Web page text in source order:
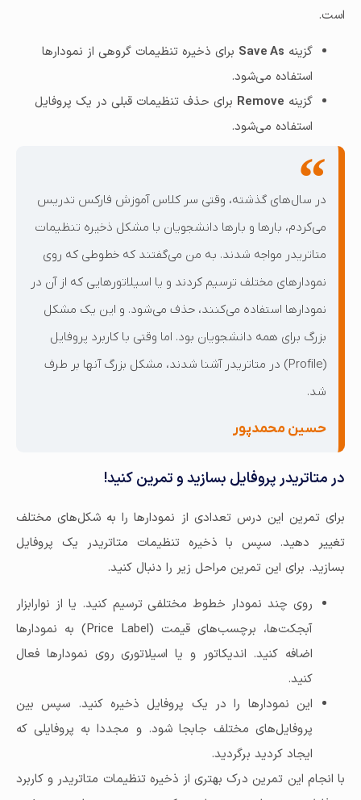
است.
گزینه Save As برای ذخیره تنظیمات گروهی از نمودارها
استفاده می‌شود.
گزینه Remove برای حذف تنظیمات قبلی در یک پروفایل
استفاده می‌شود.
در سال‌های گذشته، وقتی سر کلاس آموزش فارکس تدریس
می‌کردم، بارها و بارها دانشجویان با مشکل ذخیره تنظیمات
متاتریدر مواجه شدند. به من می‌گفتند که خطوطی که روی
نمودارهای مختلف ترسیم کردند و یا اسیلاتورهایی که از آن در
نمودارها استفاده می‌کنند، حذف می‌شود. و این یک مشکل
بزرگ برای همه دانشجویان بود. اما وقتی با کاربرد پروفایل
(Profile) در متاتریدر آشنا شدند، مشکل بزرگ آنها بر طرف
شد.
حسین محمدپور
در متاتریدر پروفایل بسازید و تمرین کنید!
برای تمرین این درس تعدادی از نمودارها را به شکل‌های مختلف
تغییر دهید. سپس با ذخیره تنظیمات متاتریدر یک پروفایل
بسازید. برای این تمرین مراحل زیر را دنبال کنید.
روی چند نمودار خطوط مختلفی ترسیم کنید. یا از نوارابزار
آبجکت‌ها، برچسب‌های قیمت (Price Label) به نمودارها
اضافه کنید. اندیکاتور و یا اسیلاتوری روی نمودارها فعال
کنید.
این نمودارها را در یک پروفایل ذخیره کنید. سپس بین
پروفایل‌های مختلف جابجا شود. و مجددا به پروفایلی که
ایجاد کردید برگردید.
با انجام این تمرین درک بهتری از ذخیره تنظیمات متاتریدر و کاربرد